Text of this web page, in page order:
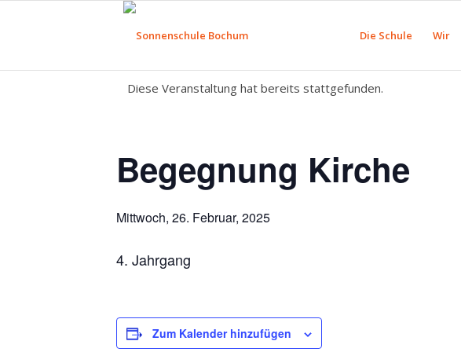
Die Schule Wir
Diese Veranstaltung hat bereits stattgefunden.
Begegnung Kirche
Mittwoch, 26. Februar, 2025
4. Jahrgang
Zum Kalender hinzufügen